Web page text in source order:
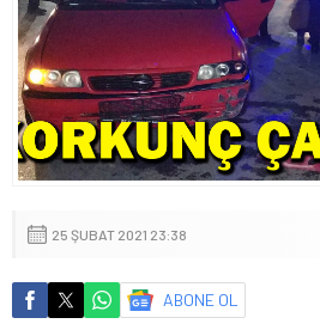
25 ŞUBAT 2021 23:38
ABONE OL